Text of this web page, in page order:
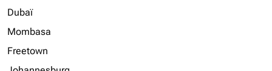
Dubaï
Mombasa
Freetown